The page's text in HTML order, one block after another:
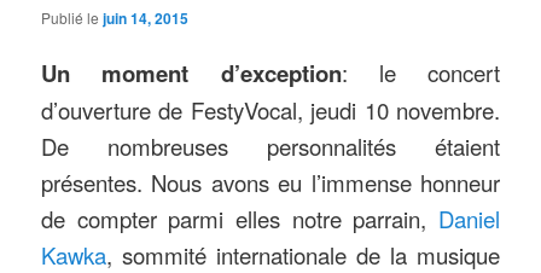
Publié lejuin 14, 2015
Un moment d’exception: le concert
d’ouverture de FestyVocal, jeudi 10 novembre.
De nombreuses personnalités étaient
présentes. Nous avons eu l’immense honneur
de compter parmi elles notre parrain, Daniel
Kawka, sommité internationale de la musique